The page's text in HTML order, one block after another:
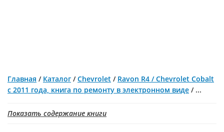
Главная / Каталог /Chevrolet / Ravon R4 / Chevrolet Cobalt
с 2011 года, книга по ремонту в электронном виде / ...
Показать содержание книги